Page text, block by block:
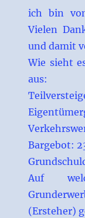
ich bin
Vielen
und damit
Wie sieht
aus:
Bargebot:
Auf
(Ersteher)